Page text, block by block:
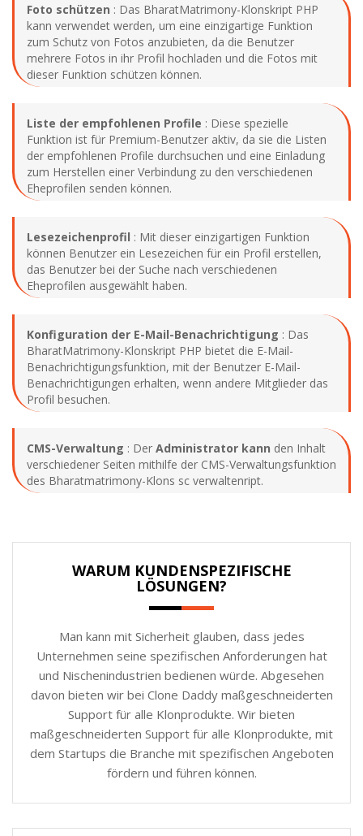
Foto schützen : Das BharatMatrimony-Klonskript PHP
kann verwendet werden, um eine einzigartige Funktion
zum Schutz von Fotos anzubieten, da die Benutzer
mehrere Fotos in ihr Profil hochladen und die Fotos mit
dieser Funktion schützen können.
Liste der empfohlenen Profile : Diese spezielle
Funktion ist für Premium-Benutzer aktiv, da sie die Listen
der empfohlenen Profile durchsuchen und eine Einladung
zum Herstellen einer Verbindung zu den verschiedenen
Eheprofilen senden können.
Lesezeichenprofil : Mit dieser einzigartigen Funktion
können Benutzer ein Lesezeichen für ein Profil erstellen,
das Benutzer bei der Suche nach verschiedenen
Eheprofilen ausgewählt haben.
Konfiguration der E-Mail-Benachrichtigung : Das
BharatMatrimony-Klonskript PHP bietet die E-Mail-
Benachrichtigungsfunktion, mit der Benutzer E-Mail-
Benachrichtigungen erhalten, wenn andere Mitglieder das
Profil besuchen.
CMS-Verwaltung : Der Administrator kann den Inhalt
verschiedener Seiten mithilfe der CMS-Verwaltungsfunktion
des Bharatmatrimony-Klons sc verwaltenript.
WARUM KUNDENSPEZIFISCHE
LÖSUNGEN?
Man kann mit Sicherheit glauben, dass jedes
Unternehmen seine spezifischen Anforderungen hat
und Nischenindustrien bedienen würde. Abgesehen
davon bieten wir bei Clone Daddy maßgeschneiderten
Support für alle Klonprodukte. Wir bieten
maßgeschneiderten Support für alle Klonprodukte, mit
dem Startups die Branche mit spezifischen Angeboten
fördern und führen können.